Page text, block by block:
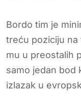
Bordo tim je
treću poziciju na
mu u preostalih
samo jedan bod
izlazak u